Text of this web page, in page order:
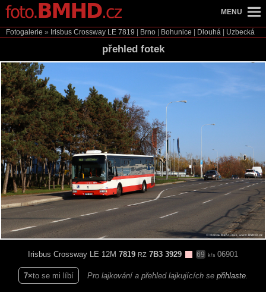
Fotogalerie » Irisbus Crossway LE 7819 Brno Bohunice Dlouhá Uzbecká
přehled fotek
Irisbus Crossway LE 12M 7819 RZ 7B3 3929 69 k/s 06901
7 to se mi líbí Pro lajkování a přehled lajkujících se přihlaste.
MENU